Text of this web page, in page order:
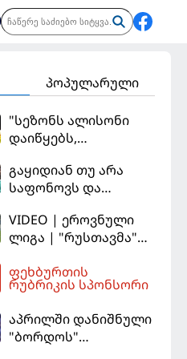
პოპულარული
"სეზონს ალისონი
დაიწყებს,
შანსის
გამოსაყენებლად
სჭირდება,
რომელსაც 100%-ით
"ლივერპულის"
ყოფილმა მეკარემ
გაყიდიან თუ არა
საფონოვს და
იქნება პსჟ-ს
ძირითადი მეკარე?
VIDEO | ეროვნული
ლიგა | "რუსთავმა"
დამსახურებულად
მოიგო, "ტორპედომ"
ფეხბურთის
რუბრიკის სპონსორი
აპრილში დანიშნული
"ბორდოს"